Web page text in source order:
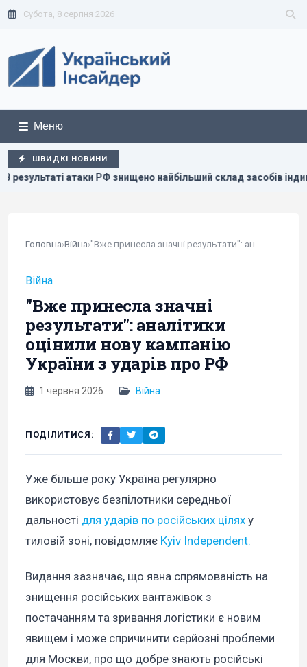
Субота, 8 серпня 2026
Меню
ШВИДКІ НОВИНИ
найбільший склад засобів індивідуального захисту
Головна›Війна›
Війна
"Вже принесла значні
результати": аналітики
оцінили нову кампанію
України з ударів про РФ
1 червня 2026 Війна
ПОДІЛИТИСЯ:
Уже більше року Україна регулярно
використовує безпілотники середньої
дальності для ударів по російських цілях у
тиловій зоні, повідомляє Kyiv Independent.
Видання зазначає, що явна спрямованість на
знищення російських вантажівок з
постачанням та зривання логістики є новим
явищем і може спричинити серйозні проблеми
для Москви, про що добре знають російські